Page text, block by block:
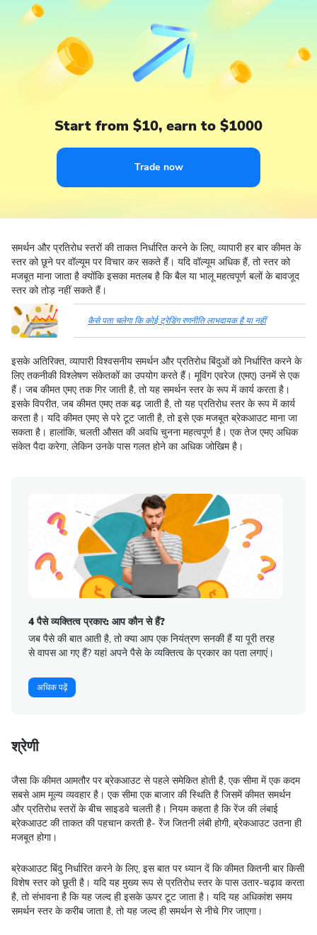
Start from $10, earn to $1000
Trade now
समर्थन और प्रतिरोध स्तरों की ताकत निर्धारित करने के लिए, व्यापारी हर बार कीमत के
स्तर को छूने पर वॉल्यूम पर विचार कर सकते हैं। यदि वॉल्यूम अधिक हैं, तो स्तर को
मजबूत माना जाता है क्योंकि इसका मतलब है कि बैल या भालू महत्वपूर्ण बलों के बावजूद
स्तर को तोड़ नहीं सकते हैं।
कैसे पता चलेगा कि कोई ट्रेडिंग रणनीति लाभदायक है या नहीं
इसके अतिरिक्त, व्यापारी विश्वसनीय समर्थन और प्रतिरोध बिंदुओं को निर्धारित करने के
लिए तकनीकी विश्लेषण संकेतकों का उपयोग करते हैं। मूविंग एवरेज (एमए) उनमें से एक
हैं। जब कीमत एमए तक गिर जाती है, तो यह समर्थन स्तर के रूप में कार्य करता है।
इसके विपरीत, जब कीमत एमए तक बढ़ जाती है, तो यह प्रतिरोध स्तर के रूप में कार्य
करता है। यदि कीमत एमए से परे टूट जाती है, तो इसे एक मजबूत ब्रेकआउट माना जा
सकता है। हालांकि, चलती औसत की अवधि चुनना महत्वपूर्ण है। एक तेज एमए अधिक
संकेत पैदा करेगा, लेकिन उनके पास गलत होने का अधिक जोखिम है।
4 पैसे व्यक्तित्व प्रकार: आप कौन से हैं?
जब पैसे की बात आती है, तो क्या आप एक नियंत्रण सनकी हैं या पूरी तरह
से वापस आ गए हैं? यहां अपने पैसे के व्यक्तित्व के प्रकार का पता लगाएं।
अधिक पढ़ें
श्रेणी
जैसा कि कीमत आमतौर पर ब्रेकआउट से पहले समेकित होती है, एक सीमा में एक कदम
सबसे आम मूल्य व्यवहार है। एक सीमा एक बाजार की स्थिति है जिसमें कीमत समर्थन
और प्रतिरोध स्तरों के बीच साइडवे चलती है। नियम कहता है कि रेंज की लंबाई
ब्रेकआउट की ताकत की पहचान करती है- रेंज जितनी लंबी होगी, ब्रेकआउट उतना ही
मजबूत होगा।
ब्रेकआउट बिंदु निर्धारित करने के लिए, इस बात पर ध्यान दें कि कीमत कितनी बार किसी
विशेष स्तर को छूती है। यदि यह मुख्य रूप से प्रतिरोध स्तर के पास उतार-चढ़ाव करता
है, तो संभावना है कि यह जल्द ही इसके ऊपर टूट जाता है। यदि यह अधिकांश समय
समर्थन स्तर के करीब जाता है, तो यह जल्द ही समर्थन से नीचे गिर जाएगा।